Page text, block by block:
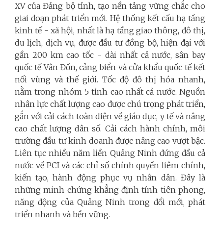
XV của Đảng bộ tỉnh, tạo nền tảng vững chắc cho
giai đoạn phát triển mới. Hệ thống kết cấu hạ tầng
kinh tế - xã hội, nhất là hạ tầng giao thông, đô thị,
du lịch, dịch vụ, được đầu tư đồng bộ, hiện đại với
gần 200 km cao tốc - dài nhất cả nước, sân bay
quốc tế Vân Đồn, cảng biển và cửa khẩu quốc tế kết
nối vùng và thế giới. Tốc độ đô thị hóa nhanh,
nằm trong nhóm 5 tỉnh cao nhất cả nước. Nguồn
nhân lực chất lượng cao được chú trọng phát triển,
gắn với cải cách toàn diện về giáo dục, y tế và nâng
cao chất lượng dân số. Cải cách hành chính, môi
trường đầu tư kinh doanh được nâng cao vượt bậc.
Liên tục nhiều năm liền Quảng Ninh đứng đầu cả
nước về PCI và các chỉ số chính quyền liêm chính,
kiến tạo, hành động phục vụ nhân dân. Đây là
những minh chứng khẳng định tính tiên phong,
năng động của Quảng Ninh trong đổi mới, phát
triển nhanh và bền vững.